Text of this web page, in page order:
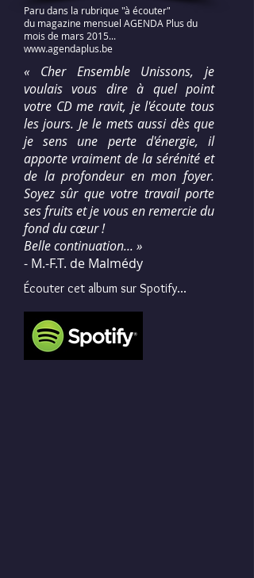
Paru dans la rubrique "à écouter"
du magazine mensuel AGENDA Plus du
mois de mars 2015...
www.agendaplus.be
« Cher Ensemble Unissons, je
voulais vous dire à quel point
votre CD me ravit, je l'écoute tous
les jours. Je le mets aussi dès que
je sens une perte d'énergie, il
apporte vraiment de la sérénité et
de la profondeur en mon foyer.
Soyez sûr que votre travail porte
ses fruits et je vous en remercie du
fond du cœur !
Belle continuation... »
- M.-F.T. de Malmédy
Écouter cet album sur Spotify...